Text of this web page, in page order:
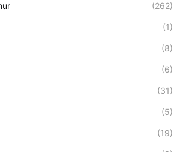
(262)
(1)
(8)
(6)
(31)
(5)
(19)